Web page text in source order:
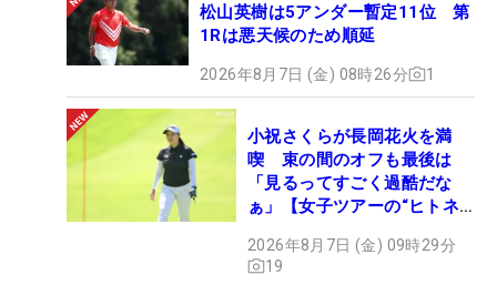
松山英樹は5アンダー暫定11位 第
1Rは悪天候のため順延
2026年8月7日 (金) 08時26分 1
小祝さくらが長岡花火を満
喫 束の間のオフも最後は
「見るってすごく過酷だな
ぁ」【女子ツアーの“ヒトネ
2026年8月7日 (金) 09時29分
19